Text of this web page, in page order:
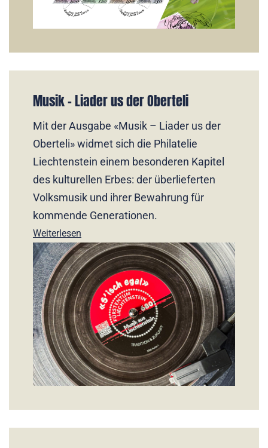
Musik - Liader us der Oberteli
Mit der Ausgabe «Musik – Liader us der
Oberteli» widmet sich die Philatelie
Liechtenstein einem besonderen Kapitel
des kulturellen Erbes: der überlieferten
Volksmusik und ihrer Bewahrung für
kommende Generationen.
Weiterlesen